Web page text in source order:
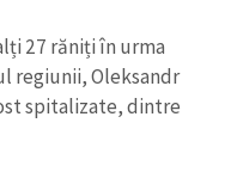
27 răniți în urma
regiunii, Oleksandr
spitalizate, dintre